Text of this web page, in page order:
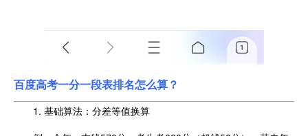
百度高考一分一段表排名怎么算？
1. 基础算法：分差等值换算